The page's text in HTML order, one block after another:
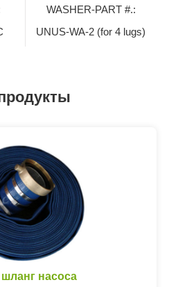
WASHER-PART #.:
UNUS-WA-2 (for 4 lugs)
насоса